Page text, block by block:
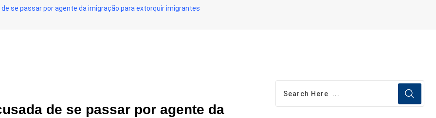
de se passar por agente da imigração para extorquir imigrantes
de se passar por agente da